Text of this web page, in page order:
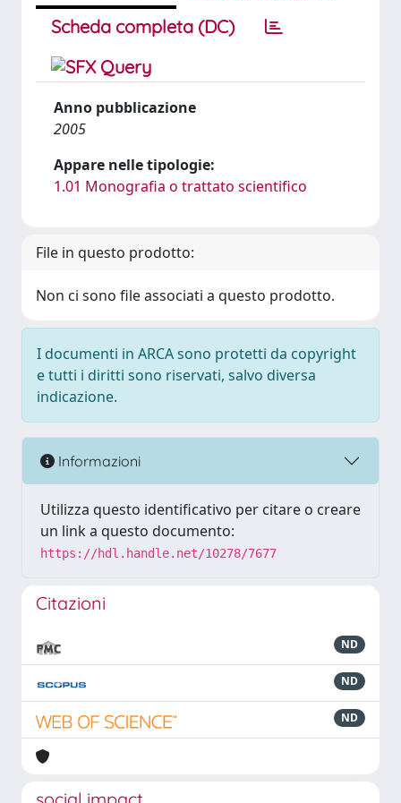
Scheda completa (DC)
Anno pubblicazione
2005
Appare nelle tipologie:
1.01 Monografia o trattato scientifico
File in questo prodotto:
Non ci sono file associati a questo prodotto.
I documenti in ARCA sono protetti da copyright
e tutti i diritti sono riservati, salvo diversa
indicazione.
Informazioni
Utilizza questo identificativo per citare o creare
un link a questo documento:
https://hdl.handle.net/10278/7677
Citazioni
ND
ND
ND